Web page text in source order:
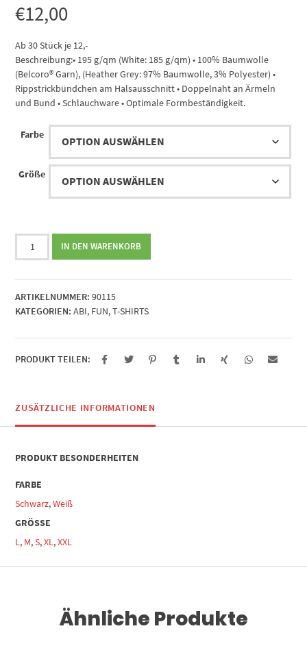
€12,00
Ab 30 Stück je 12,-
Beschreibung:• 195 g/qm (White: 185 g/qm) • 100% Baumwolle
(Belcoro® Garn), (Heather Grey: 97% Baumwolle, 3% Polyester) •
Rippstrickbündchen am Halsausschnitt • Doppelnaht an Ärmeln
und Bund • Schlauchware • Optimale Formbeständigkeit.
Farbe
Größe
We
never
to
highschool
(monkey)
IN DEN WARENKORB
ARTIKELNUMMER: 90115
KATEGORIEN: ABI, FUN,T-SHIRTS
PRODUKT TEILEN:
ZUSÄTZLICHE INFORMATIONEN
PRODUKT BESONDERHEITEN
FARBE
Schwarz,Weiß
GRÖSSE
L, M,S,XL,XXL
Ähnliche Produkte